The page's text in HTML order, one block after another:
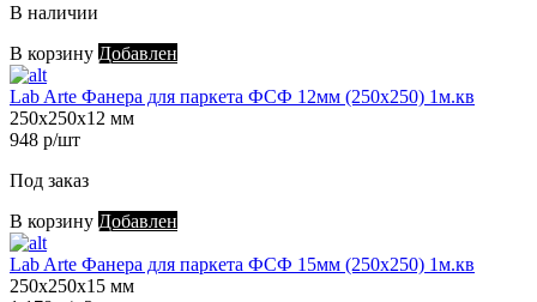
В наличии
В корзину Добавлен
Lab Arte Фанера для паркета ФСФ 12мм (250х250) 1м.кв
250х250х12 мм
948 р/шт
Под заказ
В корзину Добавлен
Lab Arte Фанера для паркета ФСФ 15мм (250х250) 1м.кв
250х250х15 мм